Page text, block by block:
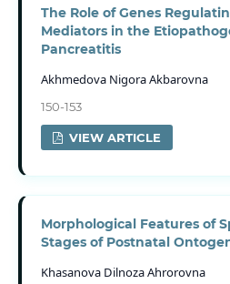
The Role of Genes
Mediators in the
Pancreatitis
Akhmedova Nigora Akbarovna
150-153
VIEW ARTICLE
Morphological Features of
Stages of Postnatal
Khasanova Dilnoza Ahrorovna